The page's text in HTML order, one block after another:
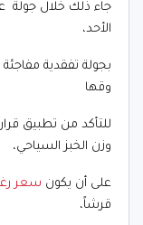
جاء ذلك خلال جولة
الأحد،
بجولة تفقدية
وقها
للتأكد من تطبيق
وزن الخبز السياحي،
على أن يكون سعر
قرشاً،